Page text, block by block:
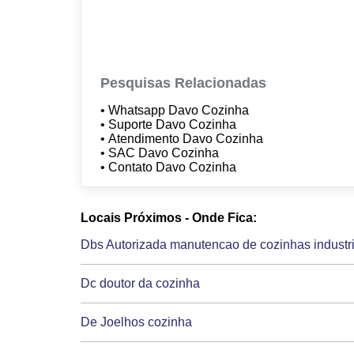
Pesquisas Relacionadas
• Whatsapp Davo Cozinha
• Suporte Davo Cozinha
• Atendimento Davo Cozinha
• SAC Davo Cozinha
• Contato Davo Cozinha
Locais Próximos - Onde Fica:
Dbs Autorizada manutencao de cozinhas
Dc doutor da cozinha
De Joelhos cozinha